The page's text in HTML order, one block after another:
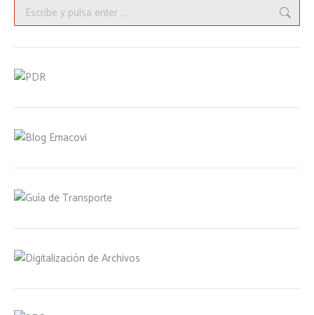
Buscar: